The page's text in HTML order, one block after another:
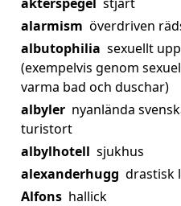
alarmism överdriven
albutophilia sexuellt
(exempelvis genom
varma bad och duschar)
albyler nyanlända
turistort
albylhotell sjukhus
alexanderhugg drastisk
Alfons hallick